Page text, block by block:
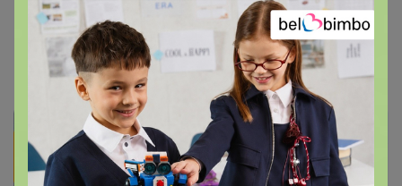
СИМА-LAND. Сумки, Рюкзаки,
Зонты, Перчатки